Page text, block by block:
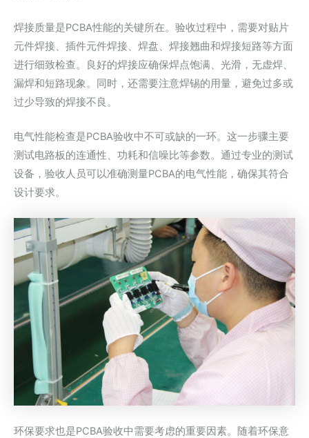
焊接质量是PCBA性能的关键所在。验收过程中，需要对贴片
元件焊接、插件元件焊接、焊盘、焊接翘曲和焊接短路等方面
进行细致检查。良好的焊接应确保焊点饱满、光滑，无虚焊、
漏焊和短路现象。同时，还需要注意焊锡的用量，避免过多或
过少导致的焊接不良。
电气性能检查是PCBA验收中不可或缺的一环。这一步骤主要
测试电路板的连通性、功耗和信噪比等参数。通过专业的测试
设备，验收人员可以准确测量PCBA的电气性能，确保其符合
设计要求。
环保要求也是PCBA验收中需要考虑的重要因素。随着环保意